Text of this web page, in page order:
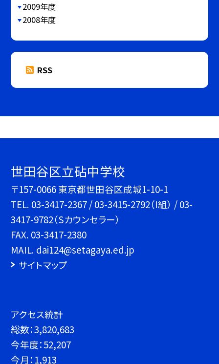
2009年度
2008年度
RSS
世田谷区立砧中学校
〒157-0066 東京都世田谷区成城1-10-1
TEL. 03-3417-2367 / 03-3415-2792（I組） / 03-
3417-9782（Sカウンセラー）
FAX. 03-3417-2380
MAIL. dai124@setagaya.ed.jp
サイトマップ
アクセス統計
総数：3,820,683
今年度：52,207
今月： 1,913